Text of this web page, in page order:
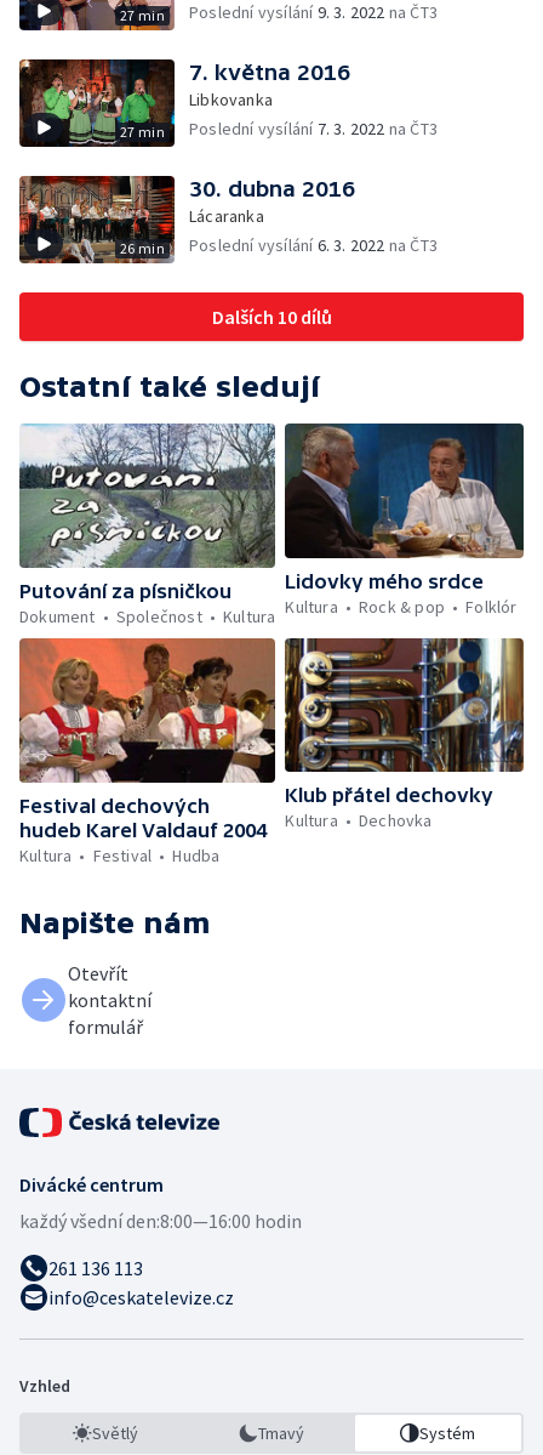
27 min
Poslední vysílání9. 3. 2022 na ČT3
27 min
7. května 2016
Libkovanka
Poslední vysílání 7. 3. 2022 na ČT3
26 min
30. dubna 2016
Lácaranka
Poslední vysílání6. 3. 2022 na ČT3
Dalších 10 dílů
Ostatní také sledují
Putování za písničkou
Dokument
Společnost Kultura
Lidovky mého srdce
Kultura
Rock & pop Folklór
Festival dechových
hudeb Karel Valdauf 2004
Kultura
Festival Hudba
Klub přátel dechovky
Kultura
Dechovka
Napište nám
Otevřít
kontaktní
formulář
Divácké centrum
každý všední den:8:00—16:00 hodin
261 136 113
info@ceskatelevize.cz
Vzhled
Světlý Tmavý Systém